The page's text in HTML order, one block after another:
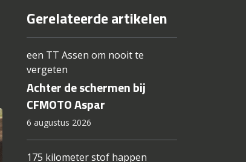
Gerelateerde artikelen
een TT Assen om nooit te
vergeten
Achter de schermen bij
CFMOTO Aspar
6 augustus 2026
175 kilometer stof happen